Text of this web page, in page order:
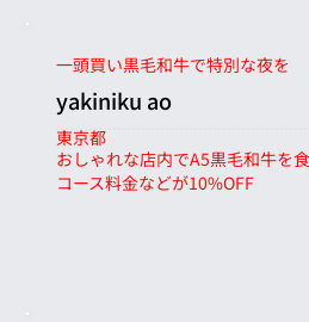
おしゃれな店内でA5黒毛和牛を
コース料金などが10%OFF
一頭買い黒毛和牛で特別な夜を
yakiniku ao
東京都